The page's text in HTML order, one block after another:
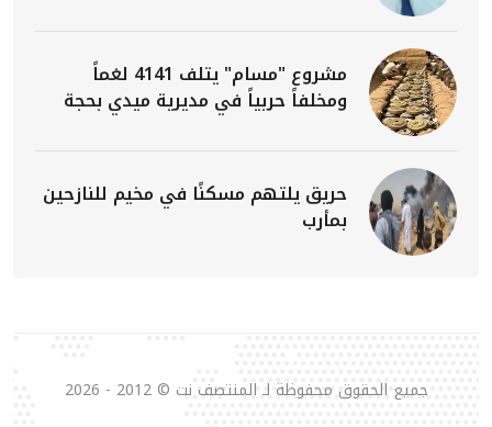
مشروع "مسام" يتلف 4141 لغماً
ومخلفاً حربياً في مديرية ميدي بحجة
حريق يلتهم مسكنًا في مخيم للنازحين
بمأرب
جميع الحقوق محفوظة لـ المنتصف نت © 2012 - 2026